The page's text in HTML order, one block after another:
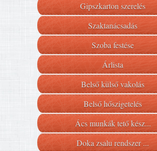
Gipszkarton szerelés
Szaktanácsadás
Szoba festése
Árlista
Belső külső vakolás
Belső hőszigetelés
Ács munkák tető kész...
Doka zsalu rendszer ...